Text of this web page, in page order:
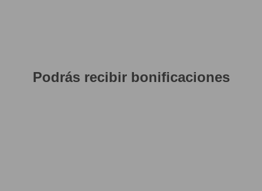
Podrás recibir bonificaciones